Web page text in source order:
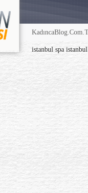
istanbul spa